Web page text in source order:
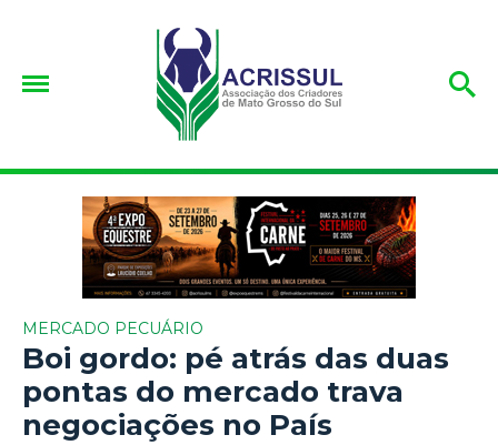
MERCADO PECUÁRIO
Boi gordo: pé atrás das duas
pontas do mercado trava
negociações no País